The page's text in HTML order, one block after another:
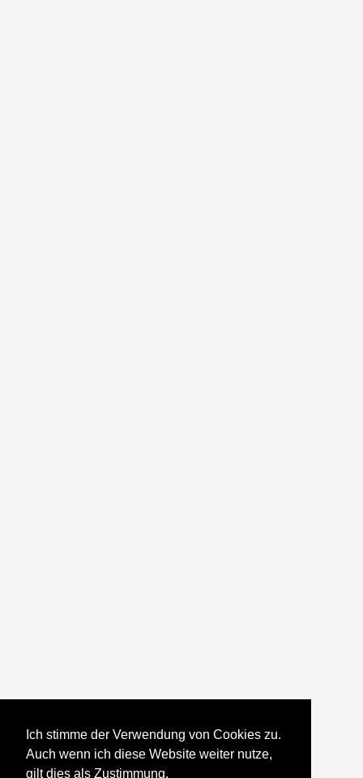
Ich stimme der Verwendung von Cookies zu.
Auch wenn ich diese Website weiter nutze,
gilt dies als Zustimmung.